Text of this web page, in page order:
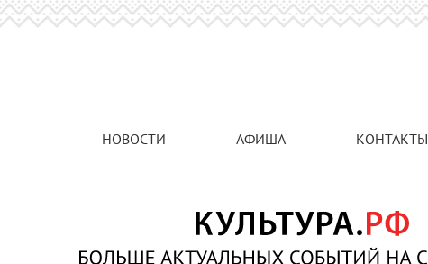
НОВОСТИ АФИША КОНТАКТЫ